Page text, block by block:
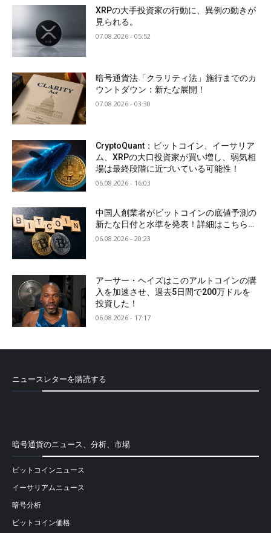
XRPの大手投資家の行動に、異例の動きが
見られる。
07.08.2026 - 05:52
暗号通貨法「クラリティ法」施行までのカ
ウントダウン：新たな展開！
07.08.2026 - 03:30
CryptoQuant：ビットコイン、イーサリア
ム、XRPの大口投資家が買い増し、弱気相
場は最終段階に近づいている可能性！
06.08.2026 - 16:03
中国人創業者がビットコインの底値予測の
新たな日付と水準を発表！詳細はこちら…
06.08.2026 - 20:23
アーサー・ヘイズはこのアルトコインの購
入を加速させ、過去5日間で200万ドルを
投資した！
06.08.2026 - 17:17
ニュースレターを購読する
暗号通貨のニュース、分析、市場
ビットコインニュース
イーサリアムニュース
暗号分析
ビットコイン価格